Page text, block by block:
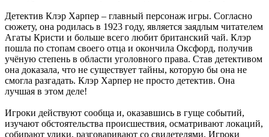
Детектив Клэр Харпер – главный персонаж игры. Согласно
сюжету, она родилась в 1923 году, является заядлым читателем
Агаты Кристи и больше всего любит британский чай. Клэр
пошла по стопам своего отца и окончила Оксфорд, получив
учёную степень в области уголовного права. Став детективом
она доказала, что не существует тайны, которую бы она не
смогла разгадать. Клэр Харпер не просто детектив. Она
лучшая в этом деле!
Игроки действуют сообща и, оказавшись в гуще событий,
изучают обстоятельства происшествия, осматривают локаций,
собирают улики, разговаривают со свидетелями. Игроки